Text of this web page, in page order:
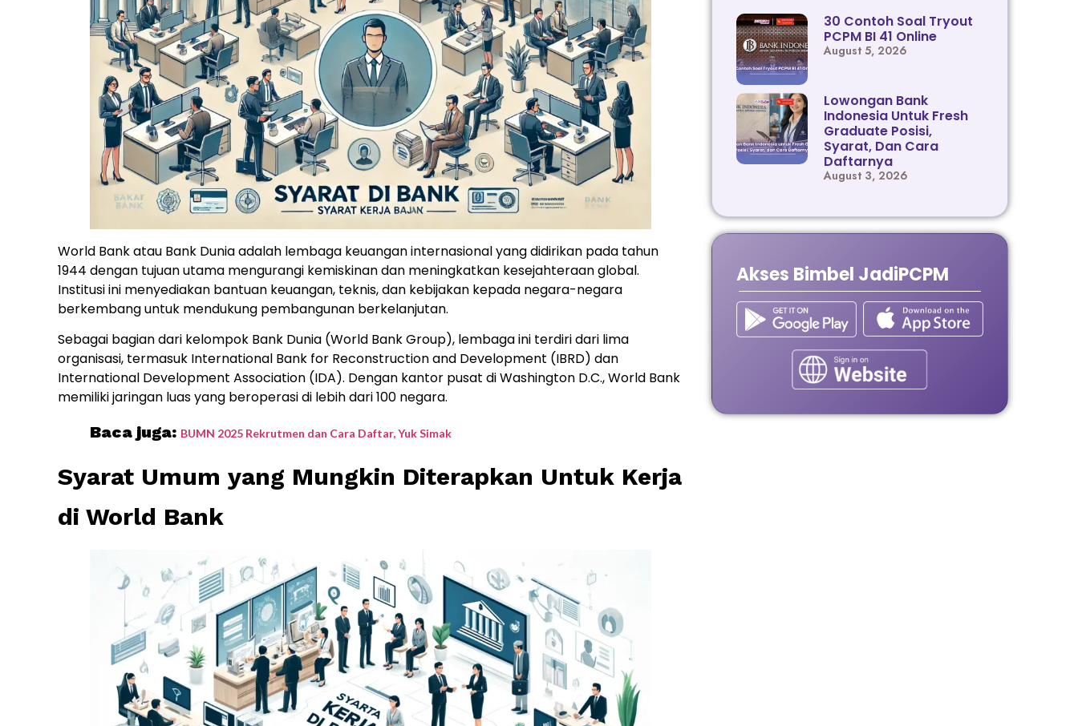
World Bank atau Bank Dunia adalah lembaga keuangan internasional yang didirikan pada tahun
1944 dengan tujuan utama mengurangi kemiskinan dan meningkatkan kesejahteraan global.
Institusi ini menyediakan bantuan keuangan, teknis, dan kebijakan kepada negara-negara
berkembang untuk mendukung pembangunan berkelanjutan.
Sebagai bagian dari kelompok Bank Dunia (World Bank Group), lembaga ini terdiri dari lima
organisasi, termasuk International Bank for Reconstruction and Development (IBRD) dan
International Development Association (IDA). Dengan kantor pusat di Washington D.C., World Bank
memiliki jaringan luas yang beroperasi di lebih dari 100 negara.
Baca juga: BUMN 2025 Rekrutmen dan Cara Daftar, Yuk Simak
Syarat Umum yang Mungkin Diterapkan Untuk Kerja
di World Bank
30 Contoh Soal Tryout
PCPM BI 41 Online
August 5, 2026
Lowongan Bank
Indonesia Untuk Fresh
Graduate Posisi,
Syarat, Dan Cara
Daftarnya
August 3, 2026
Akses Bimbel JadiPCPM